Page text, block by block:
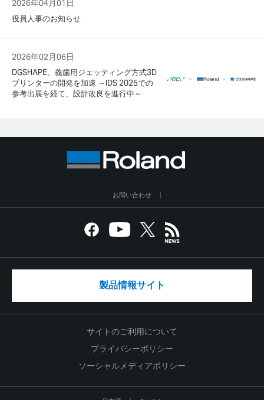
2026年04月01日
役員人事のお知らせ
2026年02月06日
DGSHAPE、義歯用ジェッティング方式3D
プリンターの開発を加速 ～IDS 2025での
参考出展を経て、設計改良を進行中～
お問い合わせ
製品情報サイト
サイトのご利用について
プライバシーポリシー
ソーシャルメディアポリシー